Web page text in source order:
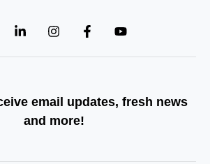
email updates, fresh news
and more!